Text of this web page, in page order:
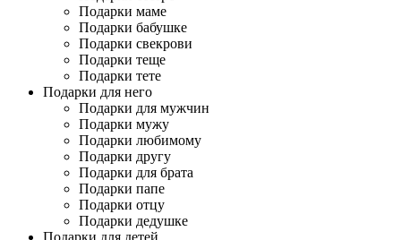
Подарки маме
Подарки бабушке
Подарки свекрови
Подарки теще
Подарки тете
Подарки для него
Подарки для мужчин
Подарки мужу
Подарки любимому
Подарки другу
Подарки для брата
Подарки папе
Подарки отцу
Подарки дедушке
Подарки для детей